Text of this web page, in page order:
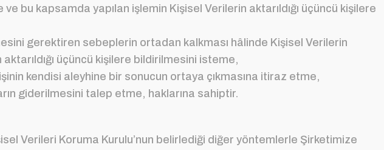
bu kapsamda yapılan işlemin Kişisel Verilerin aktarıldığı üçüncü kişilere
gerektiren sebeplerin ortadan kalkması hâlinde Kişisel Verilerin
üçüncü kişilere bildirilmesini isteme,
kendisi aleyhine bir sonucun ortaya çıkmasına itiraz etme,
giderilmesini talep etme, haklarına sahiptir.
Verileri Koruma Kurulu’nun belirlediği diğer yöntemlerle Şirketimize